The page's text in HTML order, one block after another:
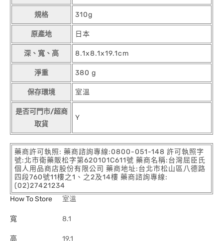
規格 310g
原產地 日本
深、寬、高 8.1x8.1x19.1cm
淨重 380 g
保存環境 室溫
是否可門市/超商
取貨
Y
藥商許可執照: 藥商諮詢專線:0800-051-148 許可執照字
號:北市衛藥販松字第620101C611號 藥商名稱:台灣屈臣氏
個人用品商店股份有限公司 藥商地址:台北市松山區八德路
四段760號11樓之1、之2及14樓 藥商諮詢專線:
(02)27421234
How To Store
室溫
寬 8.1
高 19.1